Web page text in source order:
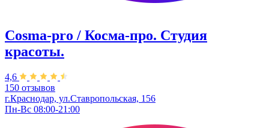
Cosma-pro / Косма-про. Студия
красоты.
4,6
150 отзывов
г.Краснодар, ул.Ставропольская, 156
Пн-Вс 08:00-21:00